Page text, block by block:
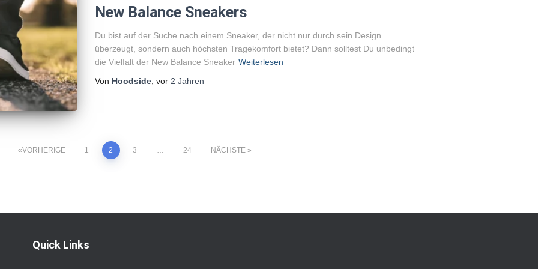
New Balance Sneakers
Du bist auf der Suche nach einem Sneaker, der nicht nur durch sein Design
überzeugt, sondern auch höchsten Tragekomfort bietet? Dann solltest Du unbedingt
die Vielfalt der New Balance Sneaker Weiterlesen
Von Hoodside, vor 2 Jahren
VORHERIGE 1 2 3 24 NÄCHSTE
Quick Links